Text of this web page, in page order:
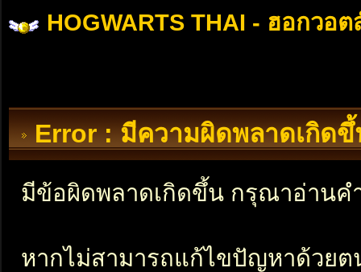
HOGWARTS THAI - ฮอกวอต
Error : มีความผิดพลาดเกิดขึ้
มีข้อผิดพลาดเกิดขึ้น กรุณาอ่านค
หากไม่สามารถแก้ไขปัญหาด้วย